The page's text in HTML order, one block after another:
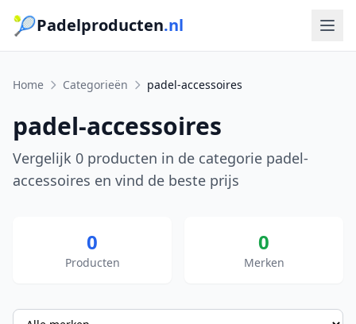
🎾Padelproducten.nl
Home Categorieën padel-accessoires
padel-accessoires
Vergelijk 0 producten in de categorie padel-
accessoires en vind de beste prijs
0
Producten
0
Merken